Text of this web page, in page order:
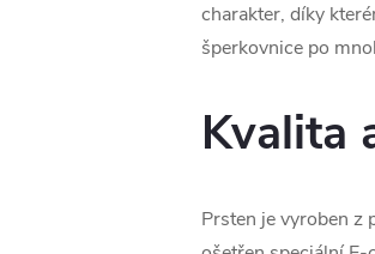
charakter, díky
šperkovnice po
Kvalita
Prsten je vyroben z